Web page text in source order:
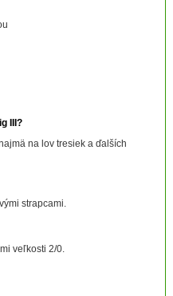
III?
na lov tresiek a ďalších
strapcami.
veľkosti 2/0.